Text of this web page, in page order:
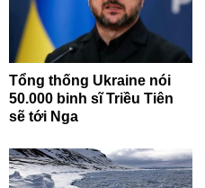
Tổng thống Ukraine nói
50.000 binh sĩ Triều Tiên
sẽ tới Nga